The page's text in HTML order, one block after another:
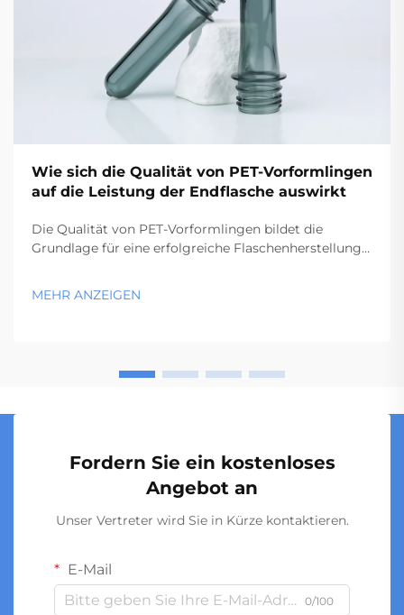
Wie sich die Qualität von PET-Vorformlingen
auf die Leistung der Endflasche auswirkt
Die Qualität von PET-Vorformlingen bildet die
Grundlage für eine erfolgreiche Flaschenherstellung
Behälters. Exzellenz bei der Herstellung von PET-
MEHR ANZEIGEN
Fordern Sie ein kostenloses
Angebot an
Unser Vertreter wird Sie in Kürze kontaktieren.
E-Mail
0/100